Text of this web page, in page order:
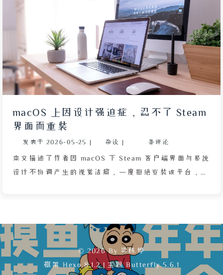
交隐私信息，并最终向 Steam 官方举报了对方。事后
作者通过搜索发现，这其实是 1 种针对 Steam 用户的
常见骗局，骗子利用类似话术和伪造截图实施诈骗。文
章详细记录了这一过程，揭示了网络诈骗的新形式，并
提醒用户提高警惕。
macOS 上因设计强迫症，忍不了 Steam
界面而重装
发表于 2026-05-25 | 杂谈 | 条评论
本文描述了作者因 macOS 下 Steam 客户端界面与系统
设计不协调产生的视觉洁癖，一度拒绝安装该平台，并
码登录，将界面语言改为中文，并成功下载《泰拉瑞
亚》。游戏过程中，作者发现好友列表中昔日朋友已各
自忙碌，联机期待落空；独自游玩时因 1.4.5 版本改动
过大以及 MacBook 触控板操作不便导致体验不佳，删
© 2026 By 梁栋烨
框架Hexo 8.1.2 | 主题Butterfly 5.6.1